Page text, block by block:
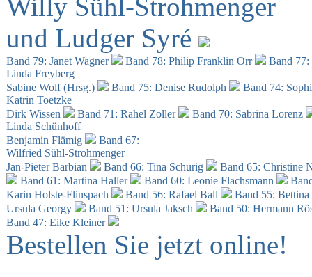
Willy Sühl-Strohmenger
und Ludger Syré
Band 79: Janet Wagner Band 78: Philip Franklin Orr
Band
Linda Freyberg
Sabine Wolf (Hrsg.)
Band 75: Denise Rudolph
Band 74:
Katrin Toetzke
Dirk Wissen
Band 71: Rahel Zoller
Band 70: Sabrina Lorenz
Linda Schünhoff
Benjamin Flämig
Band 67:
Wilfried Sühl-Strohmenger
Jan-Pieter Barbian
Band 66: Tina Schurig
Band 65: Christine
Band 61: Martina Haller
Band 60: Leonie Flachsmann
Karin Holste-Flinspach
Band 56: Rafael Ball
Band 55:
Ursula Georgy
Band 51: Ursula Jaksch Band 50: Hermann
Band 47: Eike Kleiner
Bestellen Sie jetzt online!